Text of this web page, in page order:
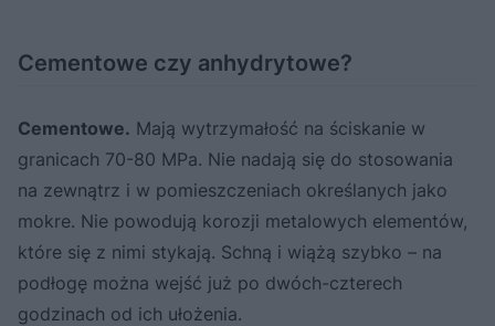
Cementowe czy anhydrytowe?
Cementowe. Mają wytrzymałość na ściskanie w
granicach 70-80 MPa. Nie nadają się do stosowania
na zewnątrz i w pomieszczeniach określanych jako
mokre. Nie powodują korozji metalowych elementów,
które się z nimi stykają. Schną i wiążą szybko – na
podłogę można wejść już po dwóch-czterech
godzinach od ich ułożenia.